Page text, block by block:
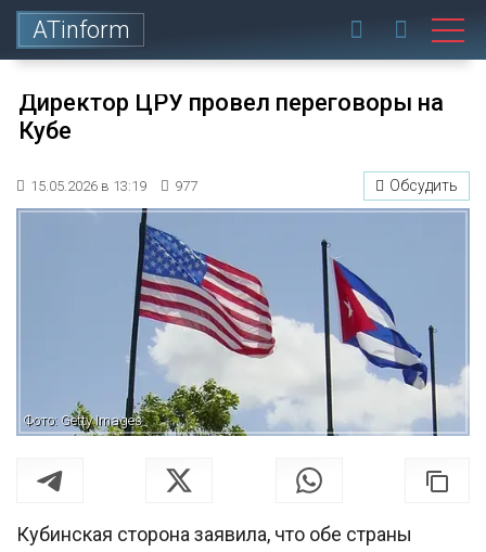
ATinform
Директор ЦРУ провел переговоры на
Кубе
15.05.2026 в 13:19 977 Обсудить
Фото: Getty Images
Кубинская сторона заявила, что обе страны